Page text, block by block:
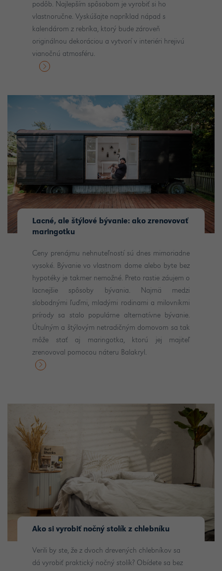
podôb. Najlepším spôsobom je vyrobiť si ho
vlastnoručne. Vyskúšajte napríklad nápad s
kalendárom z rebríka, ktorý bude zároveň
originálnou dekoráciou a vytvorí v interiéri hrejivú
vianočnú atmosféru.
Lacné, ale štýlové bývanie: ako zrenovovať
maringotku
Ceny prenájmu nehnuteľností sú dnes mimoriadne
vysoké. Bývanie vo vlastnom dome alebo byte bez
hypotéky je takmer nemožné. Preto rastie záujem o
lacnejšie spôsoby bývania. Najmä medzi
slobodnými ľuďmi, mladými rodinami a milovníkmi
prírody sa stalo populárne alternatívne bývanie.
Útulným a štýlovým netradičným domovom sa tak
môže stať aj maringotka, ktorú jej majiteľ
zrenovoval pomocou náteru Balakryl.
Ako si vyrobiť nočný stolík z chlebníku
Verili by ste, že z dvoch drevených chlebníkov sa
dá vyrobiť praktický nočný stolík? Obídete sa bez